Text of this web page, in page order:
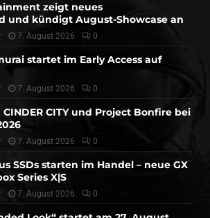
zeigt neues
und kündigt August-Showcase an
7. August 2026 0
startet im Early Access auf
7. August 2026 0
CINDER CITY und Project Bonfire bei
7. August 2026 0
SSDs starten im Handel – neue GX
Series X|S
7. August 2026 0